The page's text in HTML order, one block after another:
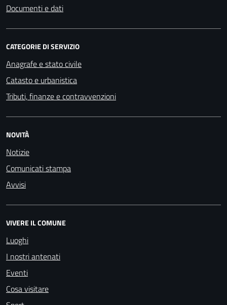
Documenti e dati
CATEGORIE DI SERVIZIO
Anagrafe e stato civile
Catasto e urbanistica
Tributi, finanze e contravvenzioni
NOVITÀ
Notizie
Comunicati stampa
Avvisi
VIVERE IL COMUNE
Luoghi
I nostri antenati
Eventi
Cosa visitare